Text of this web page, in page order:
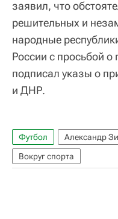
заявил, что
решительных и
народные
России с просьбой
подписал указы о
и ДНР.
Футбол Александр
Вокруг спорта